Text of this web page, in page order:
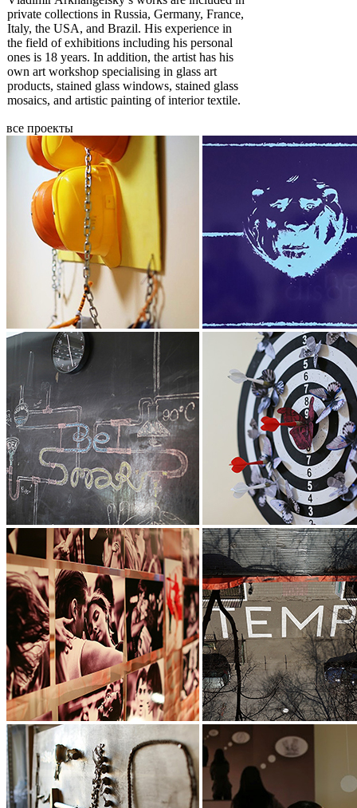
private collections in Russia, Germany, France,
Italy, the USA, and Brazil. His experience in
the field of exhibitions including his personal
ones is 18 years. In addition, the artist has his
own art workshop specialising in glass art
products, stained glass windows, stained glass
mosaics, and artistic painting of interior textile.
все проекты